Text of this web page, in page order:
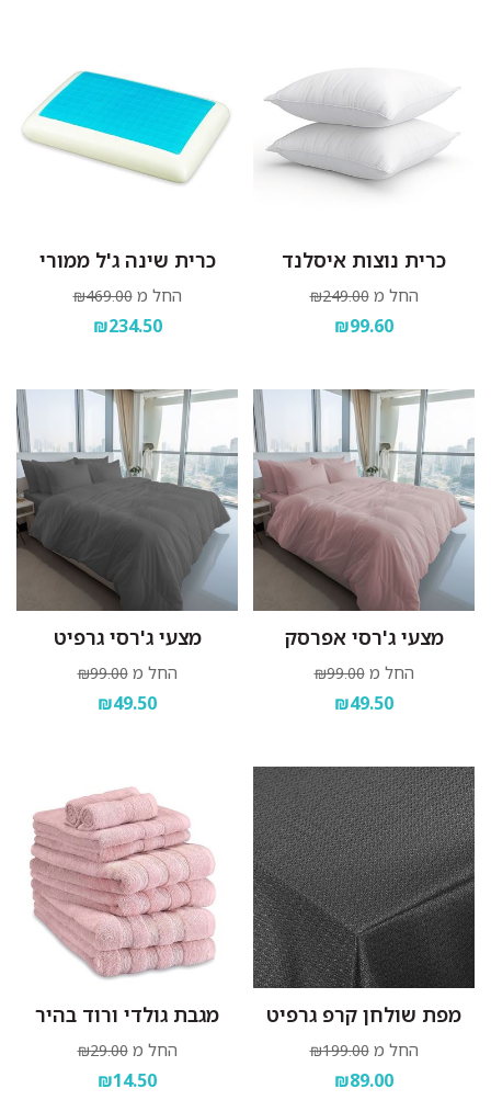
כרית נוצות איסלנד
החל מ ₪249.00
₪99.60
כרית שינה ג'ל ממורי
החל מ ₪469.00
₪234.50
מצעי ג'רסי אפרסק
החל מ ₪99.00
₪49.50
מצעי ג'רסי גרפיט
החל מ ₪99.00
₪49.50
מפת שולחן קרפ גרפיט
החל מ ₪199.00
₪89.00
מגבת גולדי ורוד בהיר
החל מ ₪29.00
₪14.50